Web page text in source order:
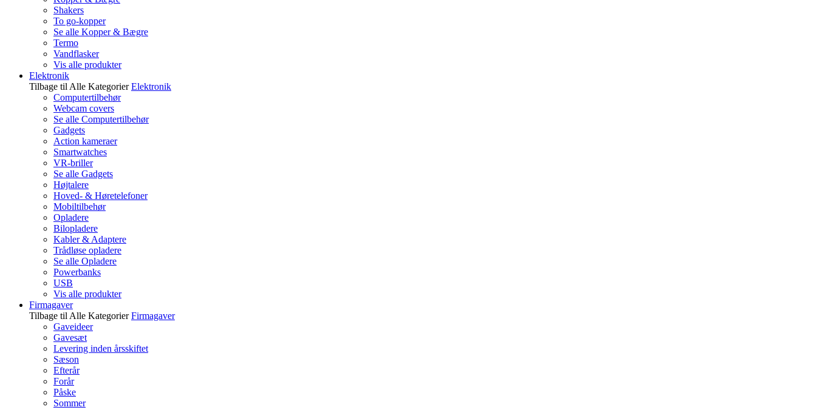
Shakers
To go-kopper
Se alle Kopper & Bægre
Termo
Vandflasker
Vis alle produkter
Elektronik
Tilbage til Alle Kategorier Elektronik
Computertilbehør
Webcam covers
Se alle Computertilbehør
Gadgets
Action kameraer
Smartwatches
VR-briller
Se alle Gadgets
Højtalere
Hoved- & Høretelefoner
Mobiltilbehør
Opladere
Bilopladere
Kabler & Adaptere
Trådløse opladere
Se alle Opladere
Powerbanks
USB
Vis alle produkter
Firmagaver
Tilbage til Alle Kategorier Firmagaver
Gaveideer
Gavesæt
Levering inden årsskiftet
Sæson
Efterår
Forår
Påske
Sommer